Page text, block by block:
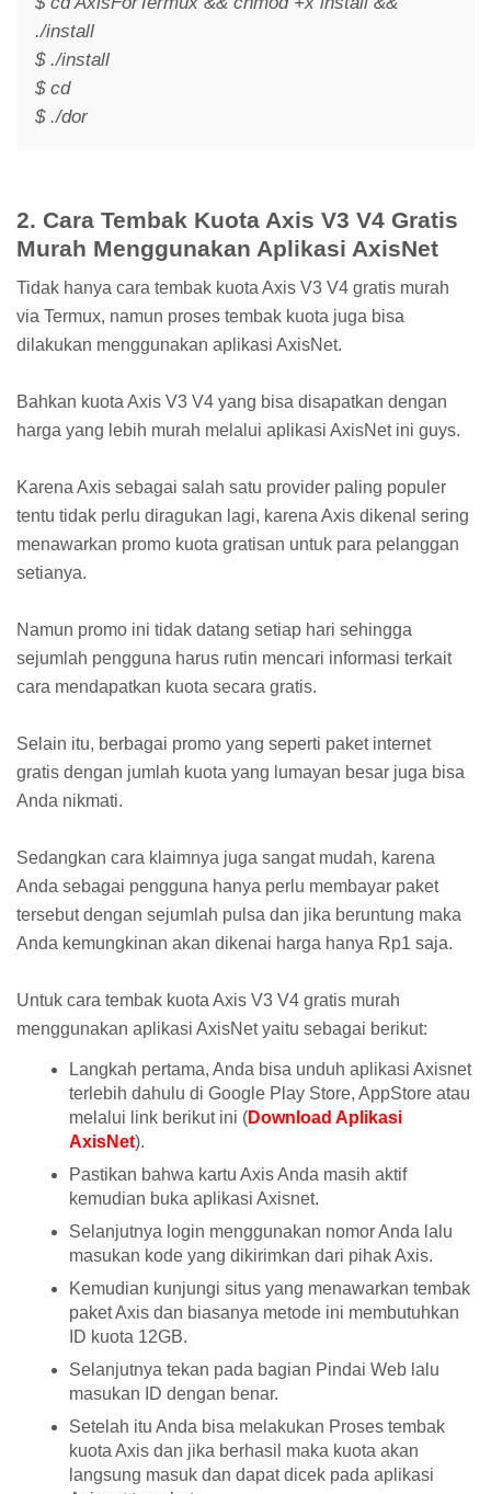
./install
$ ./install
$ cd
$ ./dor
2. Cara Tembak Kuota Axis V3 V4 Gratis
Murah Menggunakan Aplikasi AxisNet
Tidak hanya cara tembak kuota Axis V3 V4 gratis murah
via Termux, namun proses tembak kuota juga bisa
dilakukan menggunakan aplikasi AxisNet.
Bahkan kuota Axis V3 V4 yang bisa disapatkan dengan
harga yang lebih murah melalui aplikasi AxisNet ini guys.
Karena Axis sebagai salah satu provider paling populer
tentu tidak perlu diragukan lagi, karena Axis dikenal sering
menawarkan promo kuota gratisan untuk para pelanggan
setianya.
Namun promo ini tidak datang setiap hari sehingga
sejumlah pengguna harus rutin mencari informasi terkait
cara mendapatkan kuota secara gratis.
Selain itu, berbagai promo yang seperti paket internet
gratis dengan jumlah kuota yang lumayan besar juga bisa
Anda nikmati.
Sedangkan cara klaimnya juga sangat mudah, karena
Anda sebagai pengguna hanya perlu membayar paket
tersebut dengan sejumlah pulsa dan jika beruntung maka
Anda kemungkinan akan dikenai harga hanya Rp1 saja.
Untuk cara tembak kuota Axis V3 V4 gratis murah
menggunakan aplikasi AxisNet yaitu sebagai berikut:
Langkah pertama, Anda bisa unduh aplikasi Axisnet
terlebih dahulu di Google Play Store, AppStore atau
melalui link berikut ini (Download Aplikasi
AxisNet).
Pastikan bahwa kartu Axis Anda masih aktif
kemudian buka aplikasi Axisnet.
Selanjutnya login menggunakan nomor Anda lalu
masukan kode yang dikirimkan dari pihak Axis.
Kemudian kunjungi situs yang menawarkan tembak
paket Axis dan biasanya metode ini membutuhkan
ID kuota 12GB.
Selanjutnya tekan pada bagian Pindai Web lalu
masukan ID dengan benar.
Setelah itu Anda bisa melakukan Proses tembak
kuota Axis dan jika berhasil maka kuota akan
langsung masuk dan dapat dicek pada aplikasi